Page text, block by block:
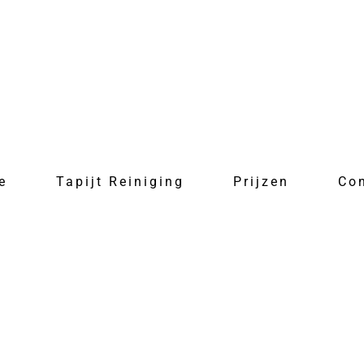
Tapijt Reiniging Prijzen